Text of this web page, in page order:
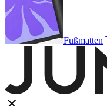
Fußmatten